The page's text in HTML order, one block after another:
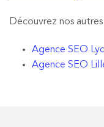
Découvrez nos
Agence SEO
Agence SEO